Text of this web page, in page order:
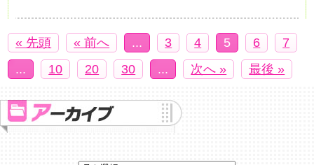
« 先頭 « 前へ ... 3 4 5 6
7
...
10 20 30 ... 次へ » 最後 »